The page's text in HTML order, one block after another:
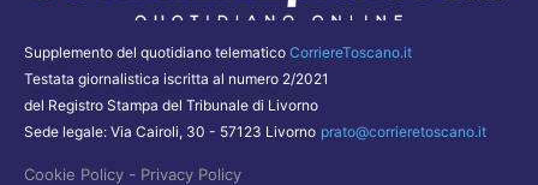
Supplemento del quotidiano telematico CorriereToscano.it
Testata giornalistica iscritta al numero 2/2021
del Registro Stampa del Tribunale di Livorno
Sede legale: Via Cairoli, 30 - 57123 Livorno prato@corrieretoscano.it
Cookie Policy - Privacy Policy